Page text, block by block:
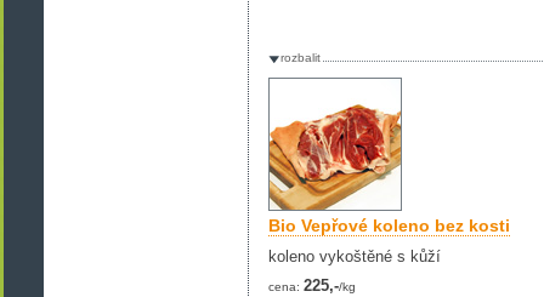
rozbalit
Bio Vepřové koleno bez kosti
koleno vykoštěné s kůží
cena: 225,-/kg